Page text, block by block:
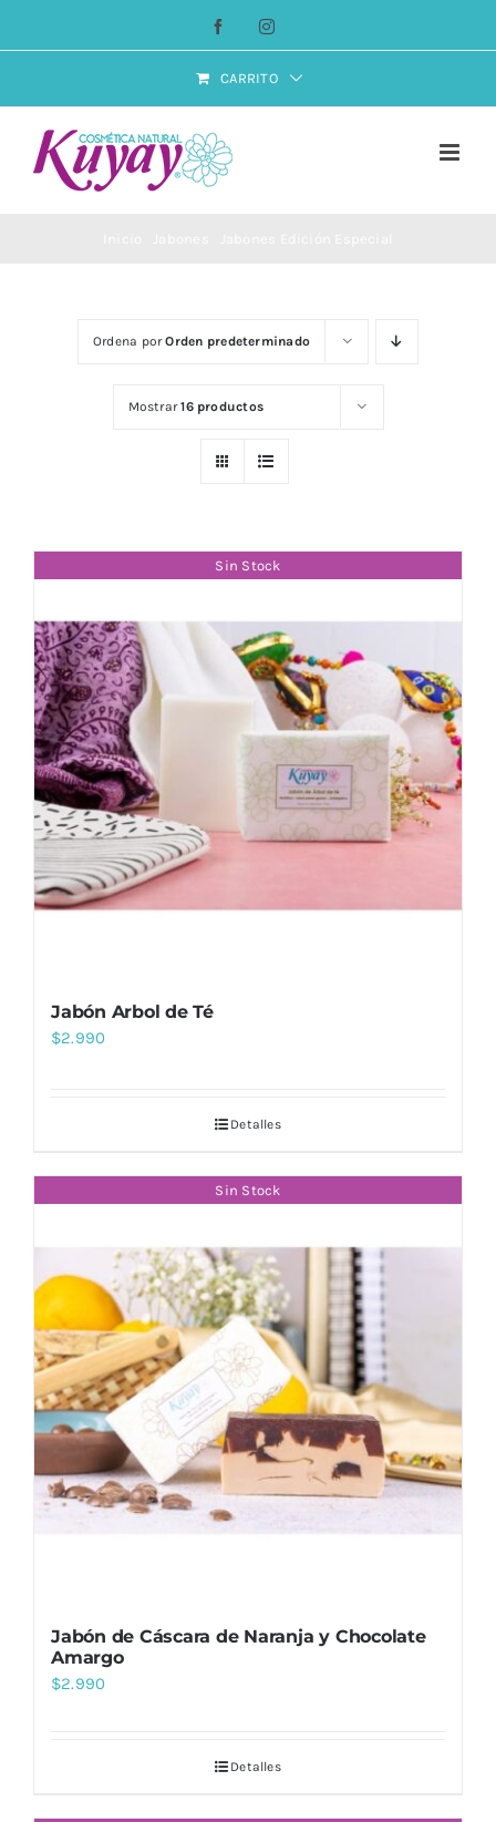
al
FacebookInstagram
CARRITO
Ordena porOrden predeterminado
Mostrar16 productos
Sin Stock
Jabón Arbol de Té
$2.990
Detalles
Sin Stock
Jabón de Cáscara de Naranja y Chocolate
Amargo
$2.990
Detalles